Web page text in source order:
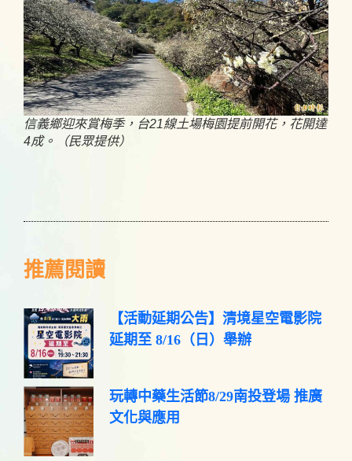
信義鄉迎來賞梅季，台21線土場梅園提前開花，花開達
4成。（民眾提供）
推薦閱讀
【活動延期公告】清境星空電影院
延期至 8/16（日）舉辦
玩轉中藥生活節8/29南投登場 推廣
文化與應用